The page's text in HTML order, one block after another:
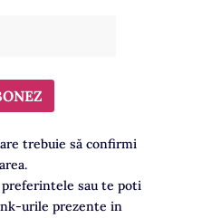
trebuie să confirmi
sau te poti
urile prezente in